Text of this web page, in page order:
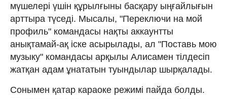
мүшелері үшін құрылғыны басқару ыңғайлығын
арттыра түседі. Мысалы, "Переключи на мой
профиль" командасы нақты аккаунтты
анықтамай-ақ іске асырылады, ал "Поставь мою
музыку" командасы арқылы Алисамен тілдесіп
жатқан адам ұнататын туындылар шырқалады.
Сонымен қатар караоке режимі пайда болды.